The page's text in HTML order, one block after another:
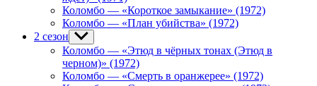
Коломбо — «Короткое замыкание» (1972)
Коломбо — «План убийства» (1972)
2 сезон Show
sub
menu
Коломбо — «Этюд в чёрных тонах (Этюд в
черном)» (1972)
Коломбо — «Смерть в оранжерее» (1972)